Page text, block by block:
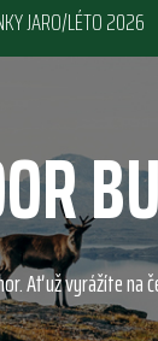
JARO/LÉTO 2026
Ať už vyrážíte na